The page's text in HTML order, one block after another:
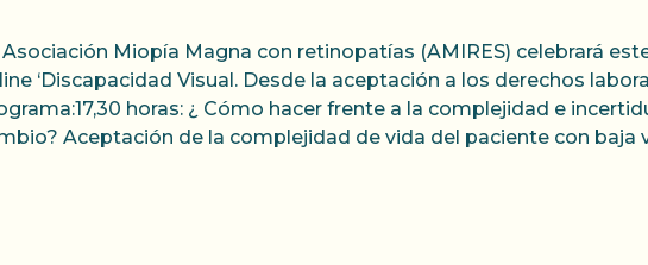
Asociación Miopía Magna con retinopatías (AMIRES) celebrará
‘Discapacidad Visual. Desde la aceptación a los derechos
horas: ¿ Cómo hacer frente a la complejidad e
Aceptación de la complejidad de vida del paciente con baja